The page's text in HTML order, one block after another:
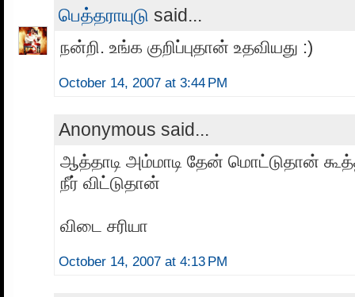
பெத்தராயுடு said...
நன்றி. உங்க குறிப்புதான் உதவியது :)
October 14, 2007 at 3:44 PM
Anonymous said...
ஆத்தாடி அம்மாடி தேன் மொட்டுதான்
நீர் விட்டுதான்
விடை சரியா
October 14, 2007 at 4:13 PM